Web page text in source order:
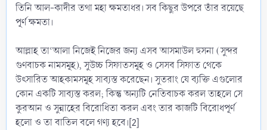
তিনি আল-কাদীর তথা মহা ক্ষমতাধর। সব কিছুর উপরে তাঁর রয়েছে
পূর্ণ ক্ষমতা।
আল্লাহ তা‘আলা নিজেই নিজের জন্য এসব আসমাউল হুসনা (সুন্দর
গুণবাচক নামসমূহ), সুউচ্চ সিফাতসমূহ ও সেসব সিফাত থেকে
উৎসারিত আহকামসমূহ সাব্যস্ত করেছেন। সুতরাং যে ব্যক্তি এগুলোর
কোন একটি সাব্যস্ত করল; কিন্তু অন্যটি নেতিবাচক করল তাহলে সে
কুরআন ও সুন্নাহের বিরোধিতা করল এবং তার কাজটি বিরোধপূর্ণ
হলো ও তা বাতিল বলে গণ্য হবে।[2]